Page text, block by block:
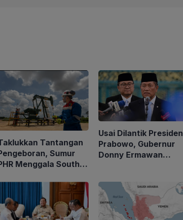
Tantangan
Sumur
Menggala South-
BOPD
Usai Dilantik Presiden
Prabowo, Gubernur
Donny Ermawan